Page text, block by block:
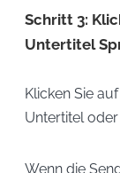
Schritt 3:
Untertitel
Klicken Sie
Untertitel
Wenn die